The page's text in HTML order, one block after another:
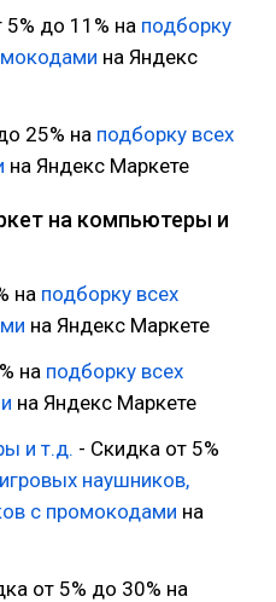
5% до 11% на подборку
на Яндекс
25% на подборку всех
на Яндекс Маркете
на компьютеры и
на подборку всех
на Яндекс Маркете
на подборку всех
на Яндекс Маркете
и т.д. - Скидка от 5%
наушников,
с промокодами на
от 5% до 30% на